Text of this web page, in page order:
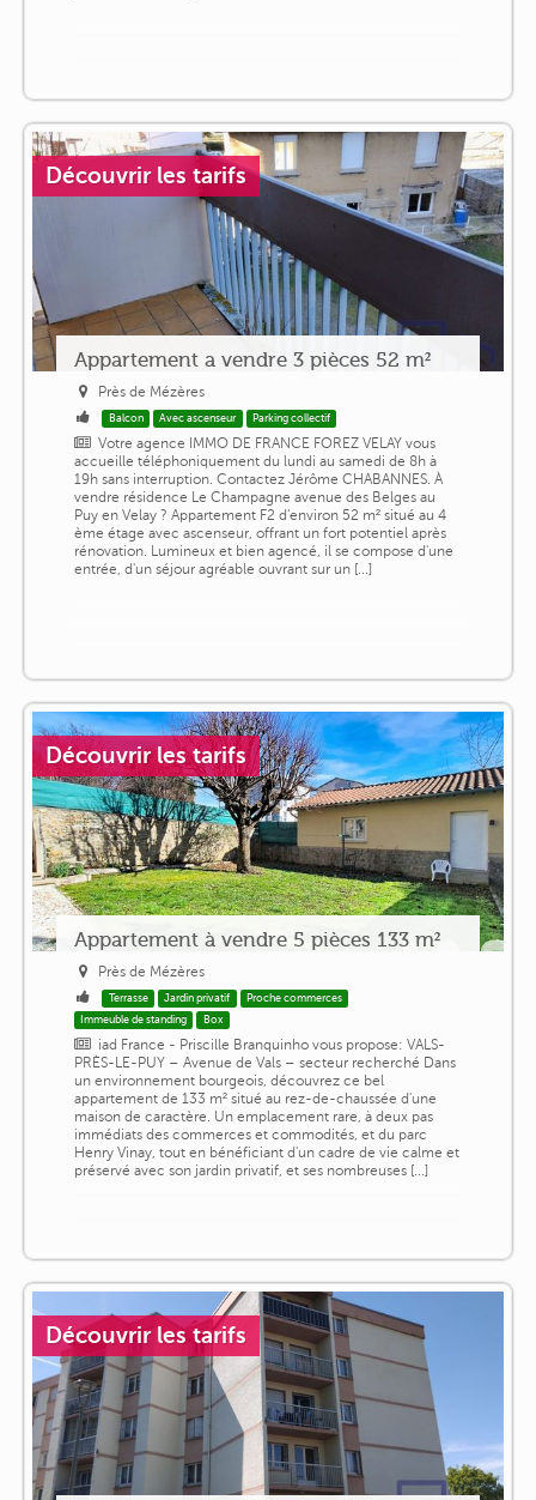
Découvrir les tarifs
Appartement a vendre 3 pièces 52 m²
Près de Mézères
Balcon Avec ascenseur Parking collectif
Votre agence IMMO DE FRANCE FOREZ VELAY vous
accueille téléphoniquement du lundi au samedi de 8h à
19h sans interruption. Contactez Jérôme CHABANNES. À
vendre résidence Le Champagne avenue des Belges au
Puy en Velay ? Appartement F2 d'environ 52 m² situé au 4
ème étage avec ascenseur, offrant un fort potentiel après
rénovation. Lumineux et bien agencé, il se compose d'une
entrée, d'un séjour agréable ouvrant sur un [...]
Découvrir les tarifs
Appartement à vendre 5 pièces 133 m²
Près de Mézères
Terrasse Jardin privatif
Proche commerces
Immeuble de standing
Box
iad France - Priscille Branquinho vous propose: VALS-
PRÈS-LE-PUY – Avenue de Vals – secteur recherché Dans
un environnement bourgeois, découvrez ce bel
appartement de 133 m² situé au rez-de-chaussée d'une
maison de caractère. Un emplacement rare, à deux pas
immédiats des commerces et commodités, et du parc
Henry Vinay, tout en bénéficiant d'un cadre de vie calme et
préservé avec son jardin privatif, et ses nombreuses [...]
Découvrir les tarifs